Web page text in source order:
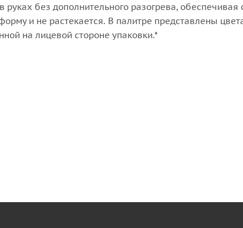
руках без дополнительного разогрева,
и не растекается. В палитре представлены
на лицевой стороне упаковки.*